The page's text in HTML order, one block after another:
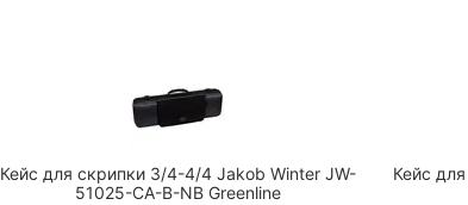
Кейс для скрипки 3/4-4/4 Jakob Winter JW-
51025-CA-B-NB Greenline
Кейс